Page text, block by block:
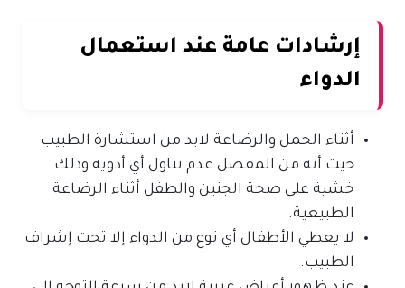
إرشادات عامة عند استعمال
الدواء
أثناء الحمل والرضاعة لابد من استشارة الطبيب
حيث أنه من المفضل عدم تناول أي أدوية وذلك
خشية على صحة الجنين والطفل أثناء الرضاعة
الطبيعية.
لا يعطي الأطفال أي نوع من الدواء إلا تحت إشراف
الطبيب.